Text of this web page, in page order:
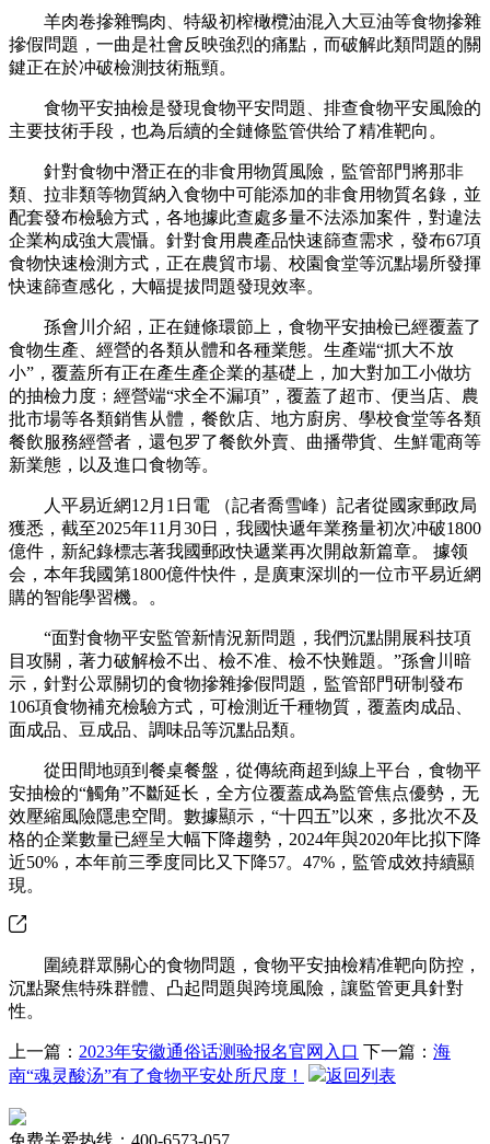
羊肉卷摻雜鴨肉、特級初榨橄欖油混入大豆油等食物摻雜
摻假問題，一曲是社會反映強烈的痛點，而破解此類問題的關
鍵正在於冲破檢測技術瓶頸。
食物平安抽檢是發現食物平安問題、排查食物平安風險的
主要技術手段，也為后續的全鏈條監管供给了精准靶向。
針對食物中潛正在的非食用物質風險，監管部門將那非
類、拉非類等物質納入食物中可能添加的非食用物質名錄，並
配套發布檢驗方式，各地據此查處多量不法添加案件，對違法
企業构成強大震懾。針對食用農產品快速篩查需求，發布67項
食物快速檢測方式，正在農貿市場、校園食堂等沉點場所發揮
快速篩查感化，大幅提拔問題發現效率。
孫會川介紹，正在鏈條環節上，食物平安抽檢已經覆蓋了
食物生產、經營的各類从體和各種業態。生產端“抓大不放
小”，覆蓋所有正在產生產企業的基礎上，加大對加工小做坊
的抽檢力度﹔經營端“求全不漏項”，覆蓋了超市、便当店、農
批市場等各類銷售从體，餐飲店、地方廚房、學校食堂等各類
餐飲服務經營者，還包罗了餐飲外賣、曲播帶貨、生鮮電商等
新業態，以及進口食物等。
人平易近網12月1日電 （記者喬雪峰）記者從國家郵政局
獲悉，截至2025年11月30日，我國快遞年業務量初次冲破1800
億件，新紀錄標志著我國郵政快遞業再次開啟新篇章。 據领
会，本年我國第1800億件快件，是廣東深圳的一位市平易近網
購的智能學習機。。
“面對食物平安監管新情況新問題，我們沉點開展科技項
目攻關，著力破解檢不出、檢不准、檢不快難題。”孫會川暗
示，針對公眾關切的食物摻雜摻假問題，監管部門研制發布
106項食物補充檢驗方式，可檢測近千種物質，覆蓋肉成品、
面成品、豆成品、調味品等沉點品類。
從田間地頭到餐桌餐盤，從傳統商超到線上平台，食物平
安抽檢的“觸角”不斷延长，全方位覆蓋成為監管焦点優勢，无
效壓縮風險隱患空間。數據顯示，“十四五”以來，多批次不及
格的企業數量已經呈大幅下降趨勢，2024年與2020年比拟下降
近50%，本年前三季度同比又下降57。47%，監管成效持續顯
現。
圍繞群眾關心的食物問題，食物平安抽檢精准靶向防控，
沉點聚焦特殊群體、凸起問題與跨境風險，讓監管更具針對
性。
上一篇： 2023年安徽通俗话测验报名官网入口 下一篇： 海
南“魂灵酸汤”有了食物平安处所尺度！
返回列表
免费关爱热线：400-6573-057